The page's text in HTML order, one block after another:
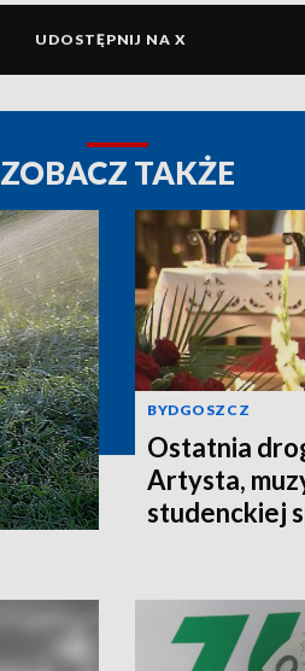
UDOSTĘPNIJ NA X
ZOBACZ TAKŻE
BYDGOSZCZ
Ostatnia
Artysta,
studenckiej